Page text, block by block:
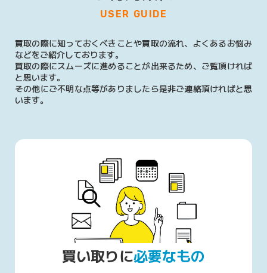
USER GUIDE
買取の際に知っておくべきことや買取の流れ、よくあるお悩み
などをご紹介しております。
買取の際にスムーズに進めることが出来るため、ご覧頂ければ
と思います。
その他にご不明な点等がありましたら是非ご連絡頂ければと思
います。
買い取りに必要なもの